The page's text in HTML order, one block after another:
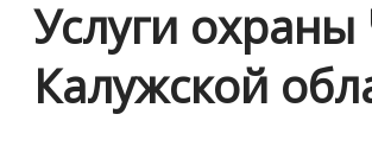
Услуги
Калужской